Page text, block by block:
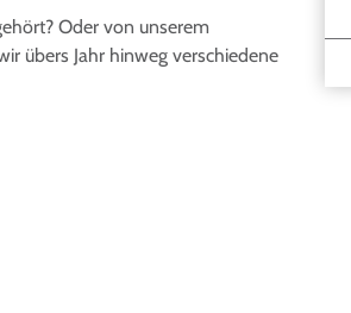
Oder von unserem
übers Jahr hinweg verschiedene